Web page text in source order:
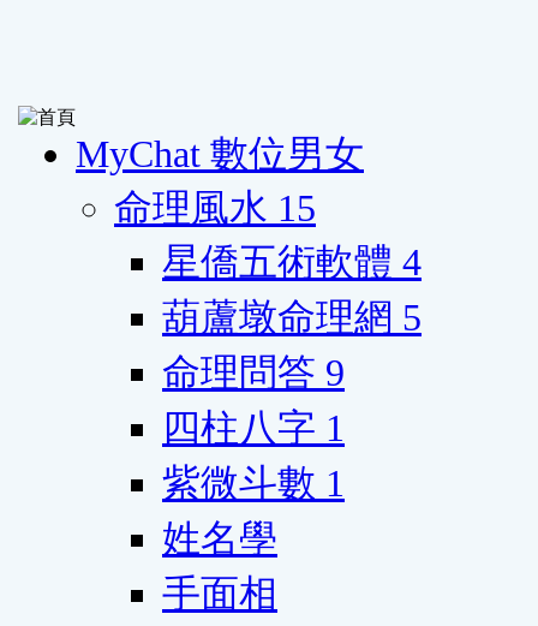
MyChat 數位男女
命理風水 15
星僑五術軟體 4
葫蘆墩命理網 5
命理問答 9
四柱八字 1
紫微斗數 1
姓名學
手面相